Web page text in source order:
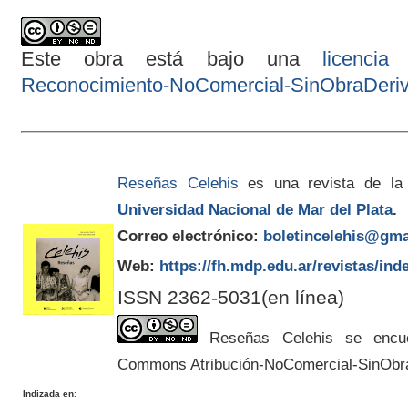
Este obra está bajo una
Reconocimiento-NoComercial-
Reseñas Celehis es una revista de la
Universidad Nacional de Mar del Plata.
Correo electrónico:
Web: https://fh.mdp.edu.ar/revistas/
ISSN 2362-5031(en línea)
Reseñas Celehis se
Commons Atribución-NoComercial-
Indizada en: